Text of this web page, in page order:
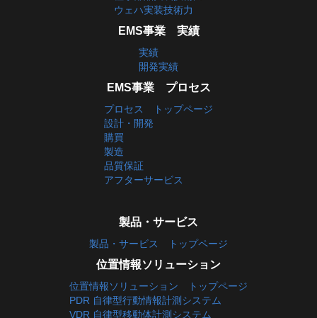
ウェハ実装技術力
EMS事業 実績
実績
開発実績
EMS事業 プロセス
プロセス トップページ
設計・開発
購買
製造
品質保証
アフターサービス
製品・サービス
製品・サービス トップページ
位置情報ソリューション
位置情報ソリューション トップページ
PDR 自律型行動情報計測システム
VDR 自律型移動体計測システム